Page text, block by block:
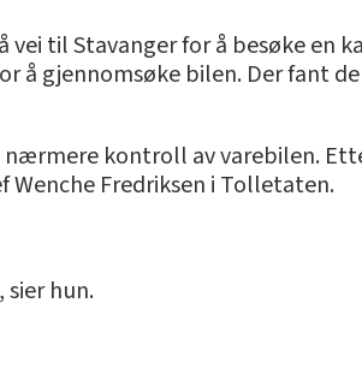
til Stavanger for å besøke en
gjennomsøke bilen. Der fant
kontroll av varebilen.
Wenche Fredriksen i Tolletaten.
hun.